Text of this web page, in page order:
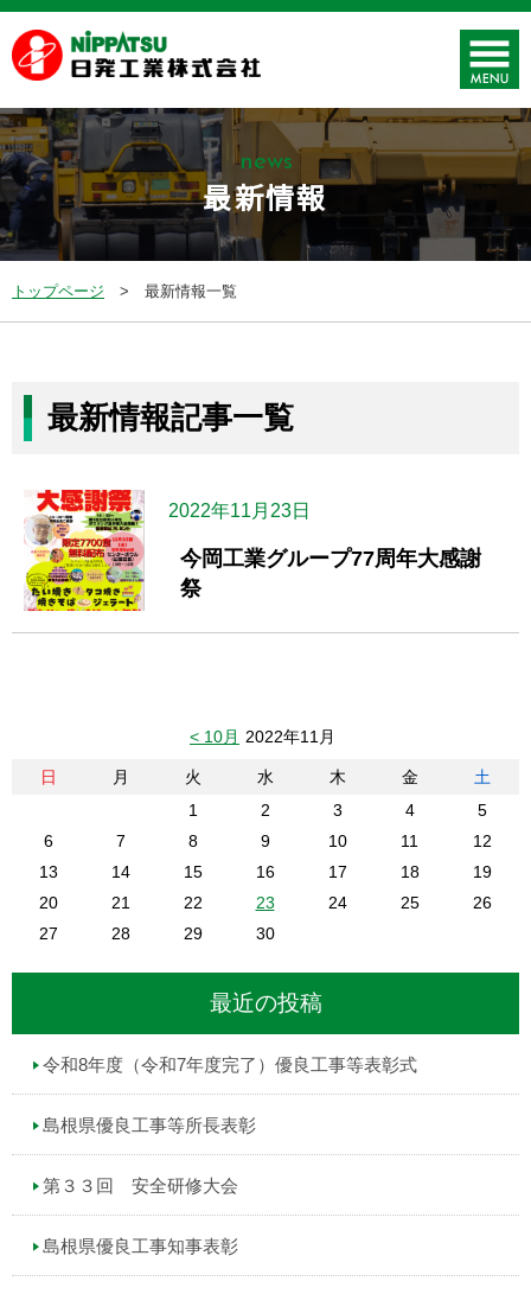
news
最新情報
トップページ 最新情報一覧
最新情報記事一覧
2022年11月23日
今岡工業グループ77周年大感謝
祭
< 10月 2022年11月
日 月 火 水 木 金
土
1
2 3 4
5
6
7 8 9 10 11
12
13
14 15 16 17 18
19
20
21 22 23 24 25
26
27
28 29 30
最近の投稿
令和8年度（令和7年度完了）優良工事等表彰式
島根県優良工事等所長表彰
第３３回 安全研修大会
島根県優良工事知事表彰